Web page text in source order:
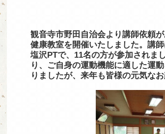
観音寺市野田自治会より講師依頼
健康教室を開催いたしました。講
塩沢PTで、11名の方が参加されま
り、ご自身の運動機能に適した運
りましたが、来年も皆様の元気な